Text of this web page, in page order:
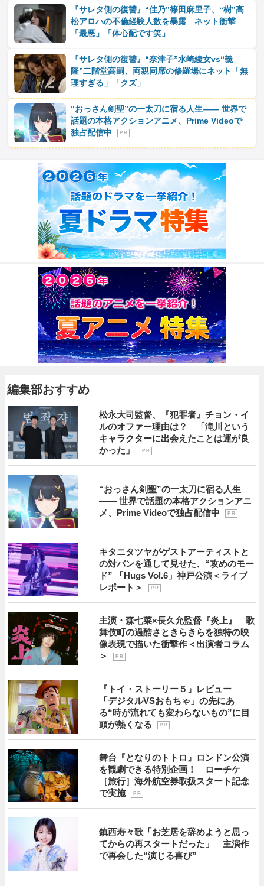
『サレタ側の復讐』“佳乃”篠田麻里子、“樹”高
松アロハの不倫経験人数を暴露 ネット衝撃
「最悪」「体心配です笑」
『サレタ側の復讐』“奈津子”水崎綾女vs“義
隆”二階堂高嗣、両親同席の修羅場にネット「無
理すぎる」「クズ」
“おっさん剣聖”の一太刀に宿る人生―― 世界で
話題の本格アクションアニメ、Prime Videoで
独占配信中
P R
編集部おすすめ
松永大司監督、『犯罪者』チョン・イ
ルのオファー理由は？ 「滝川という
キャラクターに出会えたことは運が良
かった」
P R
“おっさん剣聖”の一太刀に宿る人生
―― 世界で話題の本格アクションアニ
メ、Prime Videoで独占配信中
P R
キタニタツヤがゲストアーティストと
の対バンを通して見せた、“攻めのモー
ド” 「Hugs Vol.6」神戸公演＜ライブ
レポート＞
P R
主演・森七菜×長久允監督『炎上』 歌
舞伎町の過酷さときらきらを独特の映
像表現で描いた衝撃作＜出演者コラム
＞
P R
『トイ・ストーリー５』レビュー
「デジタルVSおもちゃ」の先にあ
る“時が流れても変わらないもの”に目
頭が熱くなる
P R
舞台『となりのトトロ』ロンドン公演
を観劇できる特別企画！ ローチケ
［旅行］海外航空券取扱スタート記念
で実施
P R
鎮西寿々歌「お芝居を辞めようと思っ
てからの再スタートだった」 主演作
で再会した“演じる喜び”